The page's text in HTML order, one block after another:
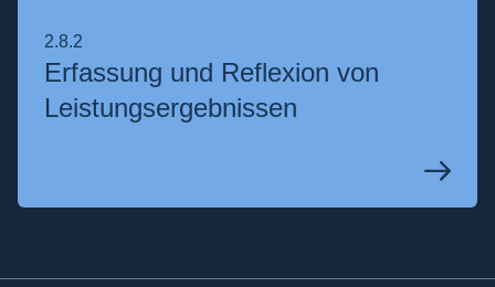
2.8.2
Erfassung und Reflexion von
Leistungs­ergebnissen